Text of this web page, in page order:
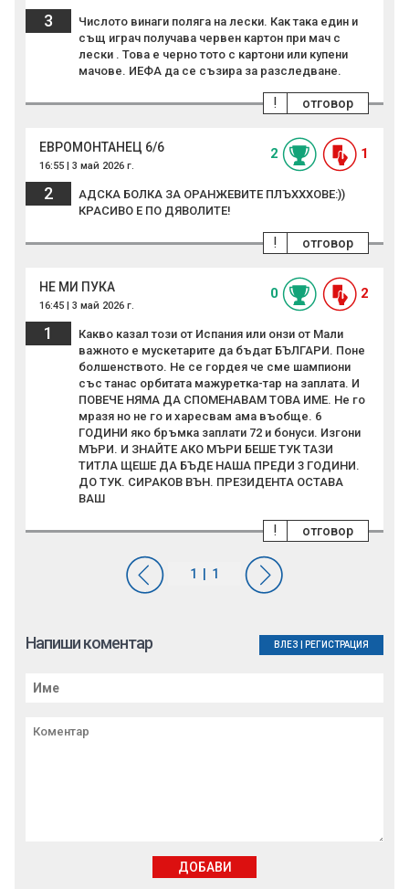
3
Числото винаги поляга на лески. Как така един и
същ играч получава червен картон при мач с
лески . Това е черно тото с картони или купени
мачове. ИЕФА да се съзира за разследване.
отговор
!
ЕВРОМОНТАНЕЦ 6/6
16:55 | 3 май 2026 г.
2 1
2
АДСКА БОЛКА ЗА ОРАНЖЕВИТЕ ПЛЪХХХОВЕ:))
КРАСИВО Е ПО ДЯВОЛИТЕ!
отговор
!
НЕ МИ ПУКА
16:45 | 3 май 2026 г.
0 2
1
Какво казал този от Испания или онзи от Мали
важното е мускетарите да бъдат БЪЛГАРИ. Поне
болшенството. Не се гордея че сме шампиони
със танас орбитата мажуретка-тар на заплата. И
ПОВЕЧЕ НЯМА ДА СПОМЕНАВАМ ТОВА ИМЕ. Не го
мразя но не го и харесвам ама въобще. 6
ГОДИНИ яко бръмка заплати 72 и бонуси. Изгони
МЪРИ. И ЗНАЙТЕ АКО МЪРИ БЕШЕ ТУК ТАЗИ
ТИТЛА ЩЕШЕ ДА БЪДЕ НАША ПРЕДИ 3 ГОДИНИ.
ДО ТУК. СИРАКОВ ВЪН. ПРЕЗИДЕНТА ОСТАВА
ВАШ
отговор
!
Напиши коментар ВЛЕЗ РЕГИСТРАЦИЯ
ДОБАВИ